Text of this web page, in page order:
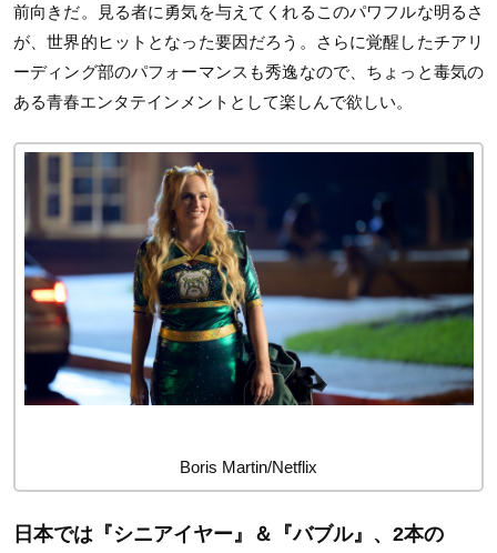
前向きだ。見る者に勇気を与えてくれるこのパワフルな明るさ
が、世界的ヒットとなった要因だろう。さらに覚醒したチアリ
ーディング部のパフォーマンスも秀逸なので、ちょっと毒気の
ある青春エンタテインメントとして楽しんで欲しい。
Boris Martin/Netflix
日本では『シニアイヤー』＆『バブル』、2本の